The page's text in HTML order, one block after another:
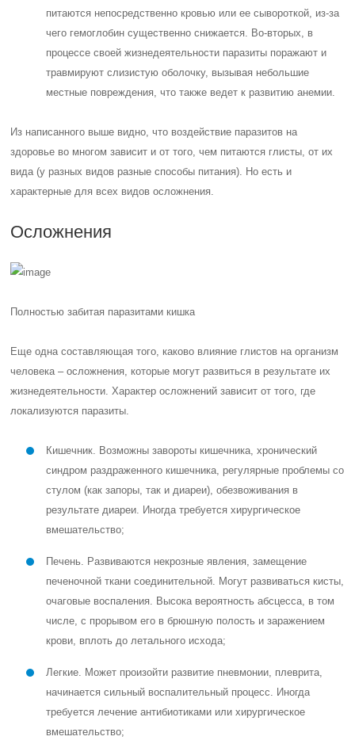
питаются непосредственно кровью или ее сывороткой, из-за
чего гемоглобин существенно снижается. Во-вторых, в
процессе своей жизнедеятельности паразиты поражают и
травмируют слизистую оболочку, вызывая небольшие
местные повреждения, что также ведет к развитию анемии.
Из написанного выше видно, что воздействие паразитов на
здоровье во многом зависит и от того, чем питаются глисты, от их
вида (у разных видов разные способы питания). Но есть и
характерные для всех видов осложнения.
Осложнения
Полностью забитая паразитами кишка
Еще одна составляющая того, каково влияние глистов на организм
человека – осложнения, которые могут развиться в результате их
жизнедеятельности. Характер осложнений зависит от того, где
локализуются паразиты.
Кишечник. Возможны завороты кишечника, хронический
синдром раздраженного кишечника, регулярные проблемы со
стулом (как запоры, так и диареи), обезвоживания в
результате диареи. Иногда требуется хирургическое
вмешательство;
Печень. Развиваются некрозные явления, замещение
печеночной ткани соединительной. Могут развиваться кисты,
очаговые воспаления. Высока вероятность абсцесса, в том
числе, с прорывом его в брюшную полость и заражением
крови, вплоть до летального исхода;
Легкие. Может произойти развитие пневмонии, плеврита,
начинается сильный воспалительный процесс. Иногда
требуется лечение антибиотиками или хирургическое
вмешательство;